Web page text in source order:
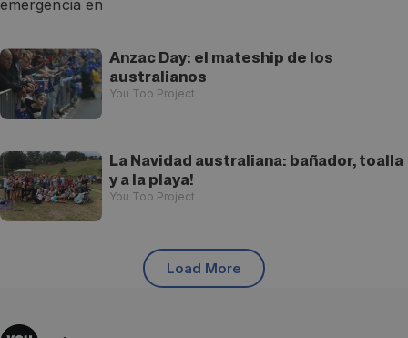
Anzac Day: el mateship de los
australianos
You Too Project
La Navidad australiana: bañador, toalla
y a la playa!
You Too Project
Load More